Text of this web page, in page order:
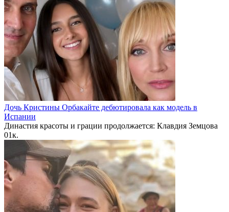
Дочь Кристины Орбакайте дебютировала как модель в
Испании
Династия красоты и грации продолжается: Клавдия Земцова
01к.